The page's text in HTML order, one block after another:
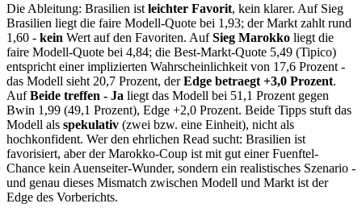
Die Ableitung: Brasilien ist leichter Favorit, kein klarer. Auf Sieg
Brasilien liegt die faire Modell-Quote bei 1,93; der Markt zahlt rund
1,60 - kein Wert auf den Favoriten. AufSieg Marokko liegt die
faire Modell-Quote bei 4,84; die Best-Markt-Quote 5,49 (Tipico)
entspricht einer implizierten Wahrscheinlichkeit von 17,6 Prozent -
das Modell sieht 20,7 Prozent, derEdge betraegt +3,0 Prozent.
AufBeide treffen - Ja liegt das Modell bei 51,1 Prozent gegen
Bwin 1,99 (49,1 Prozent), Edge +2,0 Prozent. Beide Tipps stuft das
Modell als spekulativ (zwei bzw. eine Einheit), nicht als
hochkonfident. Wer den ehrlichen Read sucht: Brasilien ist
favorisiert, aber der Marokko-Coup ist mit gut einer Fuenftel-
Chance kein Auenseiter-Wunder, sondern ein realistisches Szenario -
und genau dieses Mismatch zwischen Modell und Markt ist der
Edge des Vorberichts.